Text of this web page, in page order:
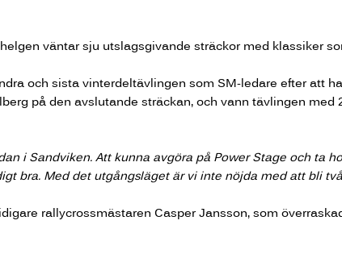
väntar sju utslagsgivande sträckor med klassiker
och sista vinterdeltävlingen som SM-ledare efter att
på den avslutande sträckan, och vann tävlingen med
i Sandviken. Att kunna avgöra på Power Stage och ta
bra. Med det utgångsläget är vi inte nöjda med att bli
rallycrossmästaren Casper Jansson, som